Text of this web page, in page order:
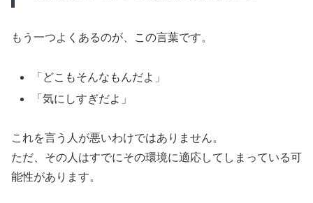
もう一つよくあるのが、この言葉です。
「どこもそんなもんだよ」
「気にしすぎだよ」
これを言う人が悪いわけではありません。
ただ、その人はすでにその環境に適応してしまっている可
能性があります。